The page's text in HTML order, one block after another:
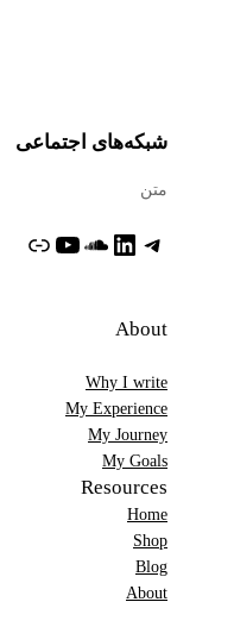
شبکه‌های اجتماعی
متن
تلگرام لینکداین ساوندکلاود یوتیوبپیوند
About
Why I write
My Experience
My Journey
My Goals
Resources
Home
Shop
Blog
About